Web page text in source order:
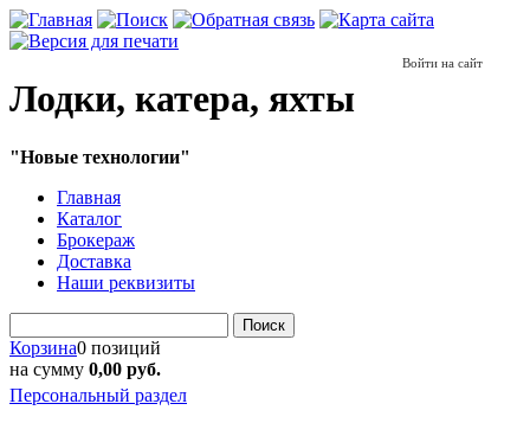
Войти на сайт
Лодки, катера, яхты
"Новые технологии"
Главная
Каталог
Брокераж
Доставка
Наши реквизиты
Поиск
Корзина0 позиций
на сумму 0,00 руб.
Персональный раздел